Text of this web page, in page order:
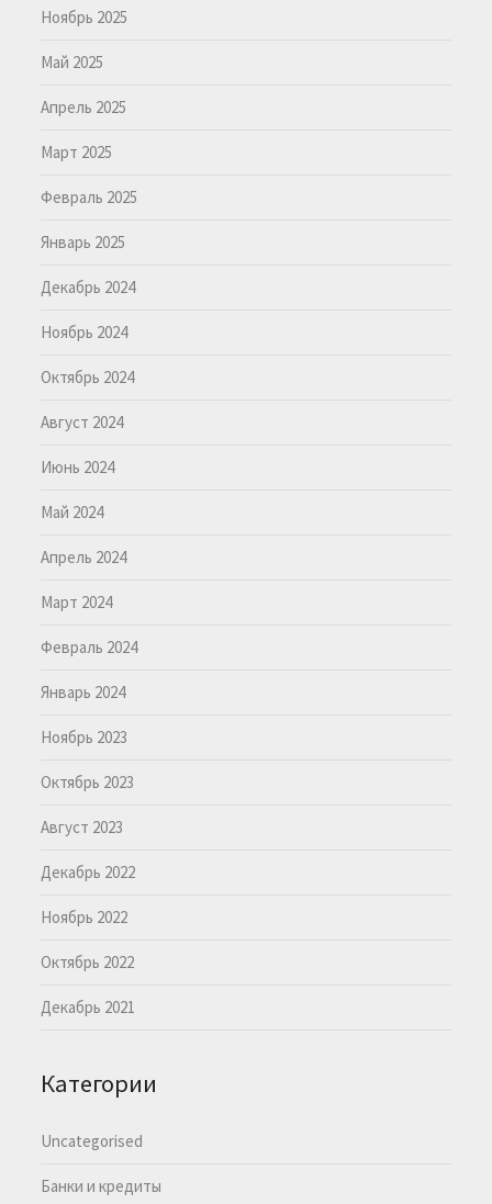
Ноябрь 2025
Май 2025
Апрель 2025
Март 2025
Февраль 2025
Январь 2025
Декабрь 2024
Ноябрь 2024
Октябрь 2024
Август 2024
Июнь 2024
Май 2024
Апрель 2024
Март 2024
Февраль 2024
Январь 2024
Ноябрь 2023
Октябрь 2023
Август 2023
Декабрь 2022
Ноябрь 2022
Октябрь 2022
Декабрь 2021
Категории
Uncategorised
Банки и кредиты